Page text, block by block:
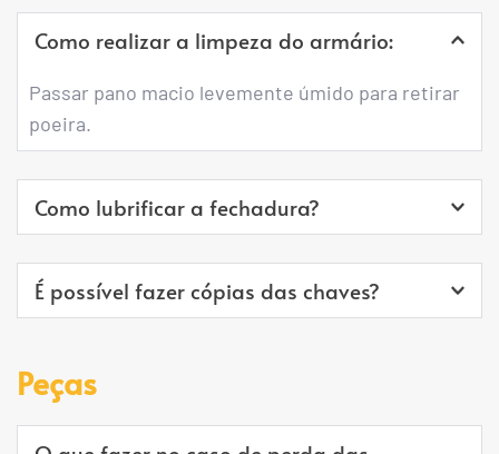
Como realizar a limpeza do armário:
Passar pano macio levemente úmido para retirar
poeira.
Como lubrificar a fechadura?
Utilizar pequena quantidade de grafite em pó
quando necessário.
É possível fazer cópias das chaves?
Porém cada porta dotada de fechadura já
acompanha 2 chaves.
Peças